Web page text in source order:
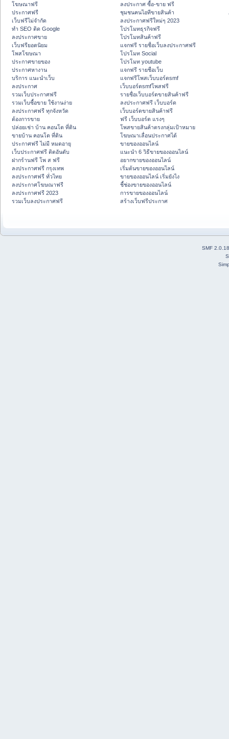
โฆษณาฟรี
ประกาศฟรี
เว็บฟรีไม่จำกัด
ทำ SEO ติด Google
ลงประกาศขาย
เว็บฟรียอดนิยม
โพสโฆษณา
ประกาศขายของ
ประกาศหางาน
บริการ แนะนำเว็บ
ลงประกาศ
รวมเว็บประกาศฟรี
รวมเว็บซื้อขาย ใช้งานง่าย
ลงประกาศฟรี ทุกจังหวัด
ต้องการขาย
ปล่อยเช่า บ้าน คอนโด ที่ดิน
ขายบ้าน คอนโด ที่ดิน
ประกาศฟรี ไม่มี หมดอายุ
เว็บประกาศฟรี ติดอันดับ
ฝากร้านฟรี โพ ส ฟรี
ลงประกาศฟรี กรุงเทพ
ลงประกาศฟรี ทั่วไทย
ลงประกาศโฆษณาฟรี
ลงประกาศฟรี 2023
รวมเว็บลงประกาศฟรี
ลงประกาศ ซื้อ-ขาย ฟรี
ชุมชนคนไอทีขายสินค้า
ลงประกาศฟรีใหม่ๆ 2023
โปรโมทธุรกิจฟรี
โปรโมทสินค้าฟรี
แจกฟรี รายชื่อเว็บลงประกาศฟรี
โปรโมท Social
โปรโมท youtube
แจกฟรี รายชื่อเว็บ
แจกฟรีโพสเว็บบอร์ดsmf
เว็บบอร์ดsmfโพสฟรี
รายชื่อเว็บบอร์ดขายสินค้าฟรี
ลงประกาศฟรี เว็บบอร์ด
เว็บบอร์ดขายสินค้าฟรี
ฟรี เว็บบอร์ด แรงๆ
โพสขายสินค้าตรงกลุ่มเป้าหมาย
โฆษณาเลื่อนประกาศได้
ขายของออนไลน์
แนะนำ 6 วิธีขายของออนไลน์
อยากขายของออนไลน์
เริ่มต้นขายของออนไลน์
ขายของออนไลน์ เริ่มยังไง
ชี้ช่องขายของออนไลน์
การขายของออนไลน์
สร้างเว็บฟรีประกาศ
SMF 2.0.18